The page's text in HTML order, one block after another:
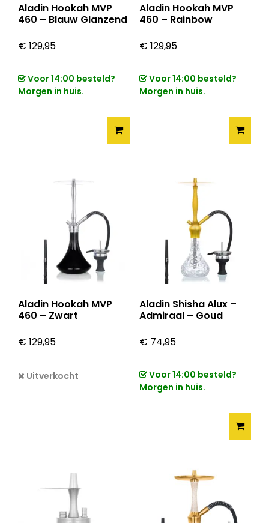
Aladin Hookah MVP
460 – Blauw Glanzend
€ 129,95
Voor 14:00 besteld?
Morgen in huis.
Aladin Hookah MVP
460 – Rainbow
€ 129,95
Voor 14:00 besteld?
Morgen in huis.
Aladin Hookah MVP
460 – Zwart
€ 129,95
Uitverkocht
Aladin Shisha Alux –
Admiraal – Goud
€ 74,95
Voor 14:00 besteld?
Morgen in huis.